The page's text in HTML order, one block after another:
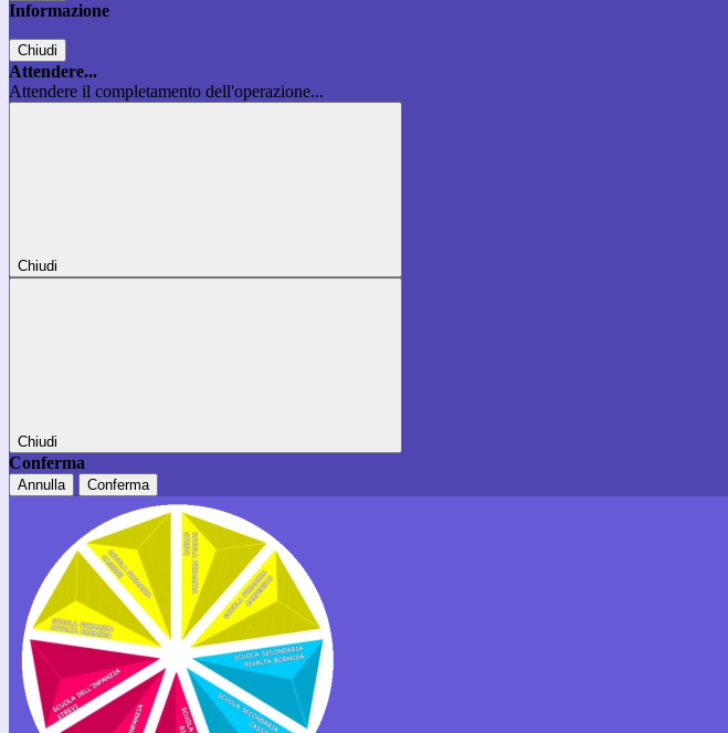
Informazione
Chiudi
Attendere...
Attendere il completamento dell'operazione...
Chiudi
Chiudi
Conferma
Annulla Conferma